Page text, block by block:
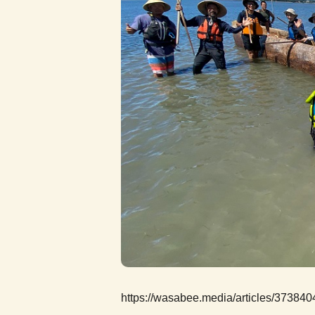
https://wasabee.media/articles/